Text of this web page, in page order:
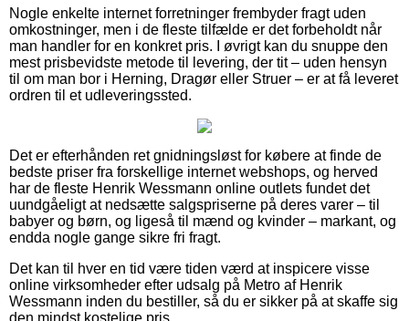
Nogle enkelte internet forretninger frembyder fragt uden
omkostninger, men i de fleste tilfælde er det forbeholdt når
man handler for en konkret pris. I øvrigt kan du snuppe den
mest prisbevidste metode til levering, der tit – uden hensyn
til om man bor i Herning, Dragør eller Struer – er at få leveret
ordren til et udleveringssted.
Det er efterhånden ret gnidningsløst for købere at finde de
bedste priser fra forskellige internet webshops, og herved
har de fleste Henrik Wessmann online outlets fundet det
uundgåeligt at nedsætte salgspriserne på deres varer – til
babyer og børn, og ligeså til mænd og kvinder – markant, og
endda nogle gange sikre fri fragt.
Det kan til hver en tid være tiden værd at inspicere visse
online virksomheder efter udsalg på Metro af Henrik
Wessmann inden du bestiller, så du er sikker på at skaffe sig
den mindst kostelige pris.